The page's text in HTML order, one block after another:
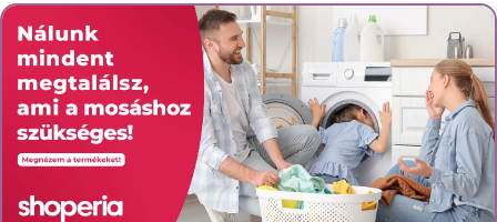
Népszerű keresések
leukoplast lenor finish pampers